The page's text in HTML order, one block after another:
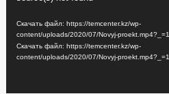
Скачать файл: https://temcenter.kz/wp-
content/uploads/2020/07/Novyj-proekt.mp4?_=1
Скачать файл: https://temcenter.kz/wp-
content/uploads/2020/07/Novyj-proekt.mp4?_=1